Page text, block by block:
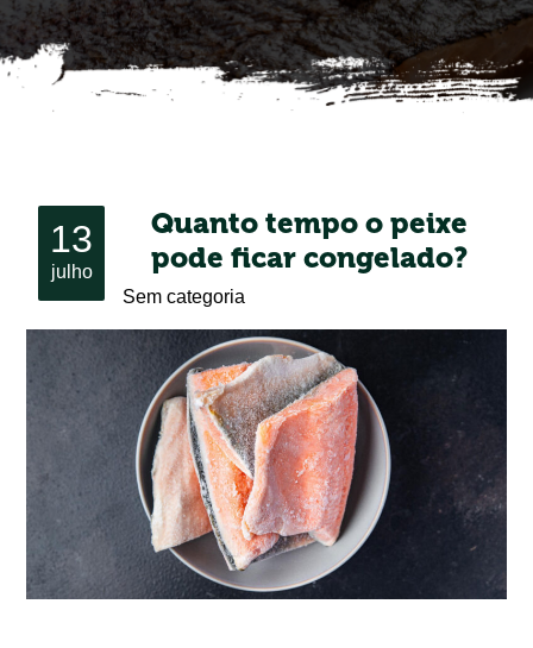
13
julho
Quanto tempo o peixe
pode ficar congelado?
Sem categoria